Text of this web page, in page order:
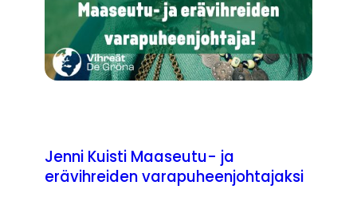
Jenni Kuisti Maaseutu- ja
erävihreiden varapuheenjohtajaksi